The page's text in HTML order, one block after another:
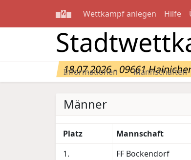
Wettkampf anlegen Hilfe
18.07.2026 - 09661
Informationen Mannschaften
Männer
Platz Mannschaft
1. FF Bockendorf